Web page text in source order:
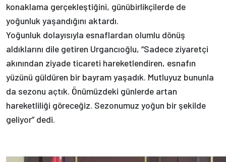
konaklama gerçekleştiğini, günübirlikçilerde de
yoğunluk yaşandığını aktardı.
Yoğunluk dolayısıyla esnaflardan olumlu dönüş
aldıklarını dile getiren Urgancıoğlu, “Sadece ziyaretçi
akınından ziyade ticareti hareketlendiren, esnafın
yüzünü güldüren bir bayram yaşadık. Mutluyuz bununla
da sezonu açtık. Önümüzdeki günlerde artan
hareketliliği göreceğiz. Sezonumuz yoğun bir şekilde
geliyor” dedi.